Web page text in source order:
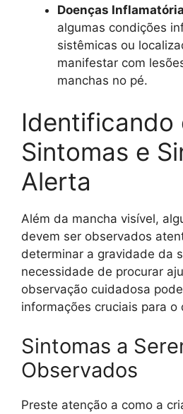
Doenças
algumas condições
sistêmicas ou
manifestar com
manchas no pé.
Identificando
Sintomas e
Alerta
Além da mancha visível,
devem ser observados
determinar a gravidade da
necessidade de procurar
observação cuidadosa
informações cruciais para o
Sintomas a
Observados
Preste atenção a como a